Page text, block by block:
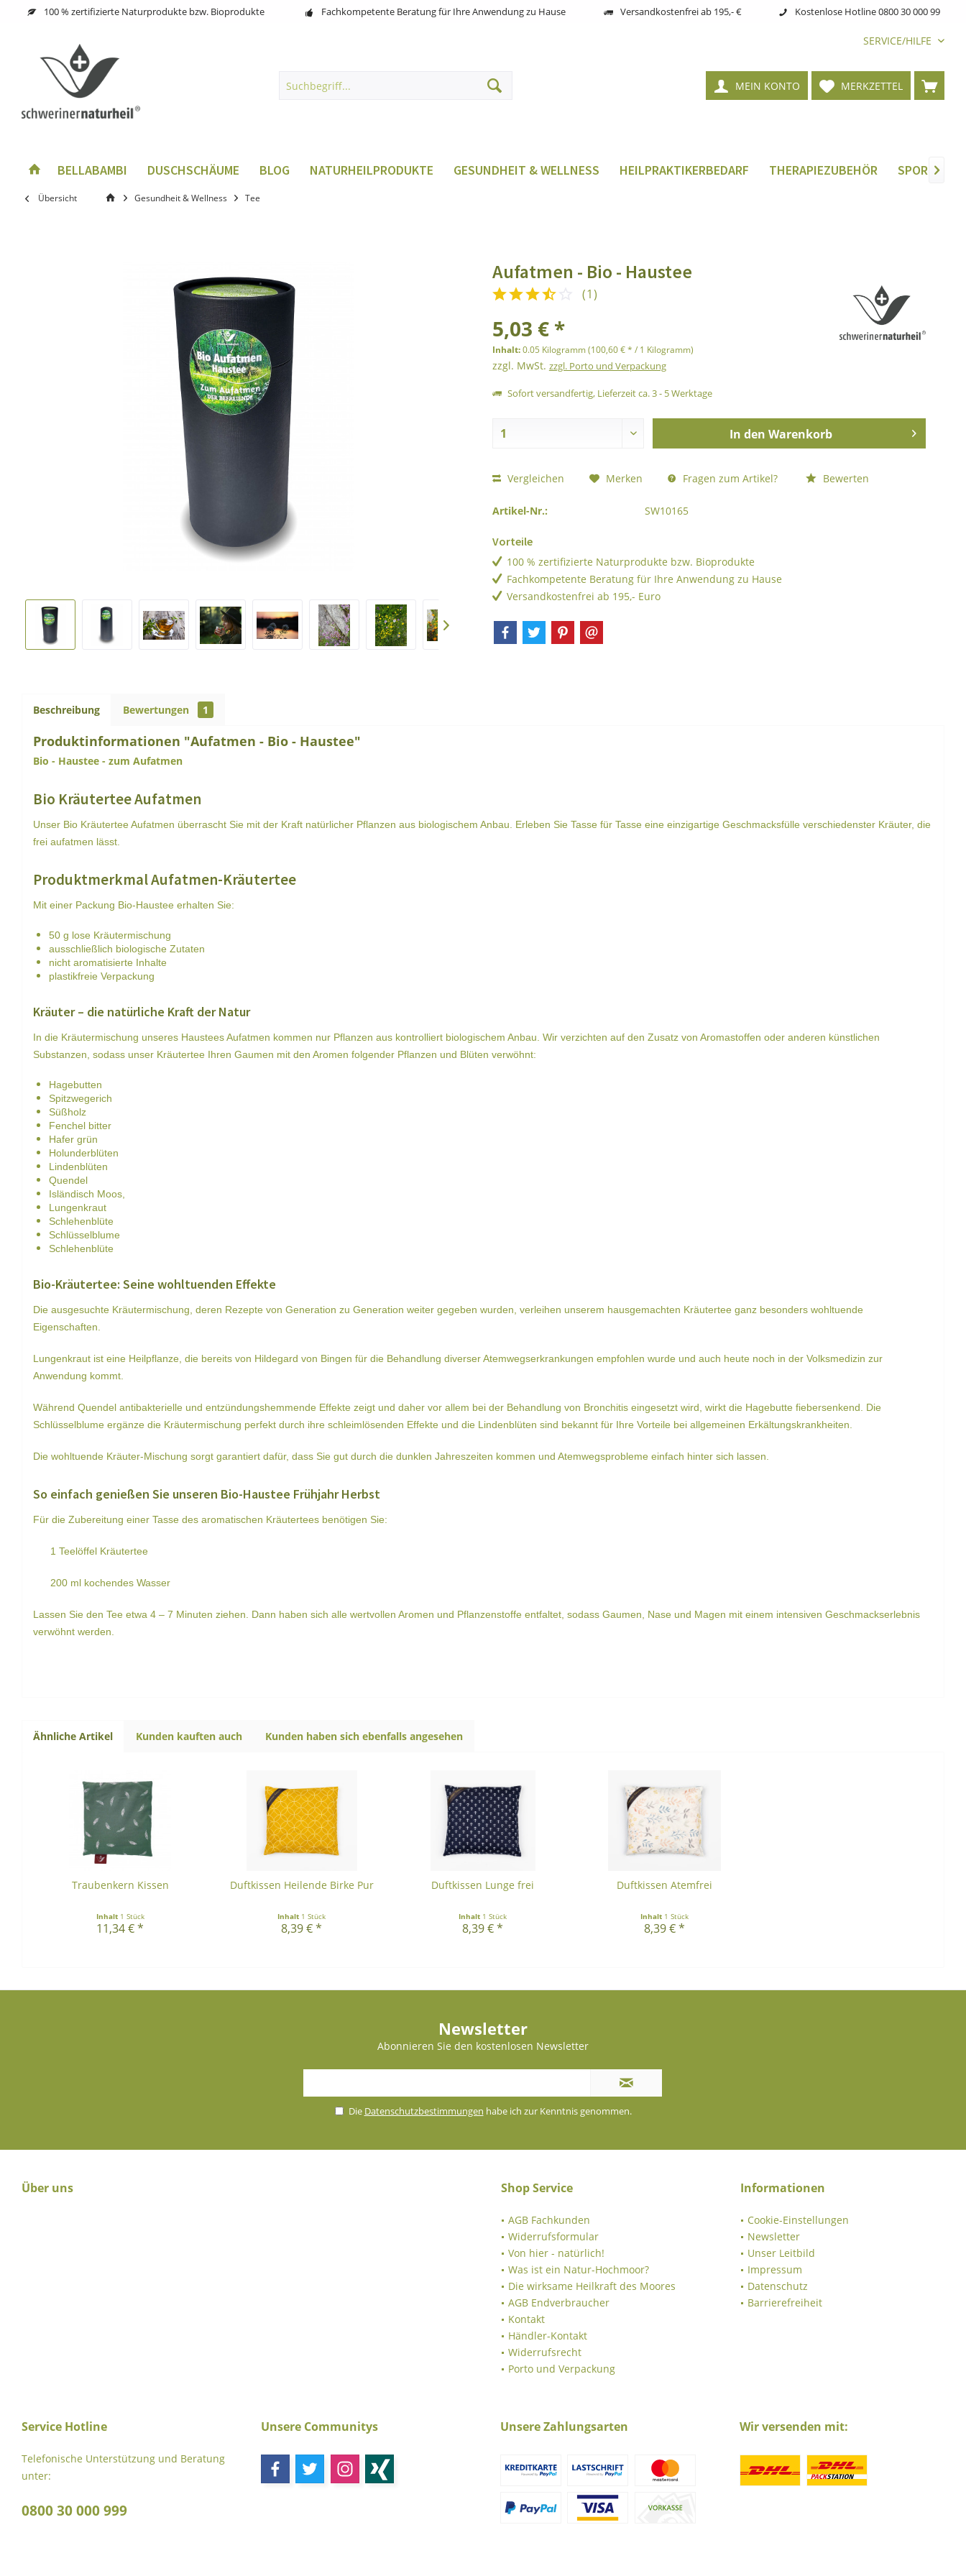
100 % zertifizierte Naturprodukte bzw. Bioprodukte Fachkompetente Beratung für Ihre Anwendung zu Hause Versandkostenfrei ab 195,- € Kostenlose Hotline 0800 30 000 99
SERVICE/HILFE
MERKZETTEL
MEIN KONTO
BELLABAMBI DUSCHSCHÄUME BLOG NATURHEILPRODUKTE GESUNDHEIT & WELLNESS HEILPRAKTIKERBEDARF THERAPIEZUBEHÖR 
Übersicht Gesundheit & Wellness Tee
Aufatmen - Bio - Haustee
(1)
5,03 € *
Inhalt:0.05 Kilogramm (100,60 € * / 1 Kilogramm)
zzgl. MwSt. zzgl. Porto und Verpackung
Sofort versandfertig, Lieferzeit ca. 3 - 5 Werktage
In den Warenkorb
Vergleichen Merken Fragen zum Artikel? Bewerten
Artikel-Nr.: SW10165
Vorteile
100 % zertifizierte Naturprodukte bzw. Bioprodukte
Fachkompetente Beratung für Ihre Anwendung zu Hause
Versandkostenfrei ab 195,- Euro
Beschreibung Bewertungen 1
Produktinformationen "Aufatmen - Bio - Haustee"
Bio - Haustee - zum Aufatmen
Bio Kräutertee Aufatmen
Unser Bio Kräutertee Aufatmen überrascht Sie mit der Kraft natürlicher Pflanzen aus biologischem Anbau. Erleben Sie Tasse für Tasse eine einzigartige Geschmacksfülle verschiedenster Kräuter, die
frei aufatmen lässt.
Produktmerkmal Aufatmen-Kräutertee
Mit einer Packung Bio-Haustee erhalten Sie:
50 g lose Kräutermischung
ausschließlich biologische Zutaten
nicht aromatisierte Inhalte
plastikfreie Verpackung
Kräuter – die natürliche Kraft der Natur
In die Kräutermischung unseres Haustees Aufatmen kommen nur Pflanzen aus kontrolliert biologischem Anbau. Wir verzichten auf den Zusatz von Aromastoffen oder anderen künstlichen
Substanzen, sodass unser Kräutertee Ihren Gaumen mit den Aromen folgender Pflanzen und Blüten verwöhnt:
Hagebutten
Spitzwegerich
Süßholz
Fenchel bitter
Hafer grün
Holunderblüten
Lindenblüten
Quendel
Isländisch Moos,
Lungenkraut
Schlehenblüte
Schlüsselblume
Schlehenblüte
Bio-Kräutertee: Seine wohltuenden Effekte
Die ausgesuchte Kräutermischung, deren Rezepte von Generation zu Generation weiter gegeben wurden, verleihen unserem hausgemachten Kräutertee ganz besonders wohltuende
Eigenschaften.
Lungenkraut ist eine Heilpflanze, die bereits von Hildegard von Bingen für die Behandlung diverser Atemwegserkrankungen empfohlen wurde und auch heute noch in der Volksmedizin zur
Anwendung kommt.
Während Quendel antibakterielle und entzündungshemmende Effekte zeigt und daher vor allem bei der Behandlung von Bronchitis eingesetzt wird, wirkt die Hagebutte fiebersenkend. Die
Schlüsselblume ergänze die Kräutermischung perfekt durch ihre schleimlösenden Effekte und die Lindenblüten sind bekannt für Ihre Vorteile bei allgemeinen Erkältungskrankheiten.
Die wohltuende Kräuter-Mischung sorgt garantiert dafür, dass Sie gut durch die dunklen Jahreszeiten kommen und Atemwegsprobleme einfach hinter sich lassen.
So einfach genießen Sie unseren Bio-Haustee Frühjahr Herbst
Für die Zubereitung einer Tasse des aromatischen Kräutertees benötigen Sie:
1 Teelöffel Kräutertee
200 ml kochendes Wasser
Lassen Sie den Tee etwa 4 – 7 Minuten ziehen. Dann haben sich alle wertvollen Aromen und Pflanzenstoffe entfaltet, sodass Gaumen, Nase und Magen mit einem intensiven Geschmackserlebnis
verwöhnt werden.
Ähnliche Artikel Kunden kauften auch Kunden haben sich ebenfalls angesehen
Traubenkern Kissen
Inhalt 1 Stück
11,34 € *
Duftkissen Heilende Birke Pur
Inhalt 1 Stück
8,39 € *
Duftkissen Lunge frei
Inhalt 1 Stück
8,39 € *
Duftkissen Atemfrei
Inhalt 1 Stück
8,39 € *
Newsletter
Abonnieren Sie den kostenlosen Newsletter
Die Datenschutzbestimmungen habe ich zur Kenntnis genommen.
Über uns Shop Service
AGB Fachkunden
Widerrufsformular
Von hier - natürlich!
Was ist ein Natur-Hochmoor?
Die wirksame Heilkraft des Moores
AGB Endverbraucher
Kontakt
Händler-Kontakt
Widerrufsrecht
Porto und Verpackung
Informationen
Cookie-Einstellungen
Newsletter
Unser Leitbild
Impressum
Datenschutz
Barrierefreiheit
Service Hotline
Telefonische Unterstützung und Beratung
unter:
0800 30 000 999
Unsere Communitys Unsere Zahlungsarten Wir versenden mit: